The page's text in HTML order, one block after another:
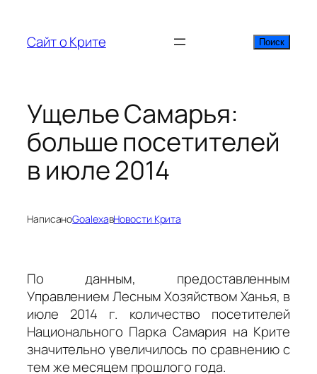
содержимому
Сайт о Крите Поиск
Поиск
Ущелье Самарья:
больше посетителей
в июле 2014
НаписаноGoalexaвНовости Крита
По данным, предоставленным
Управлением Лесным Хозяйством Ханья, в
июле 2014 г. количество посетителей
Национального Парка Самария на Крите
значительно увеличилось по сравнению с
тем же месяцем прошлого года.